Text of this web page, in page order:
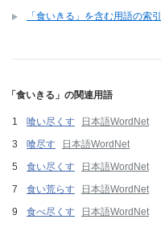
「食いきる」を含む用語の索引
「食いきる」の関連用語
喰い尽くす 日本語WordNet
喰尽す
日本語WordNet
食い尽くす
日本語WordNet
食い荒らす
日本語WordNet
食べ尽くす
日本語WordNet